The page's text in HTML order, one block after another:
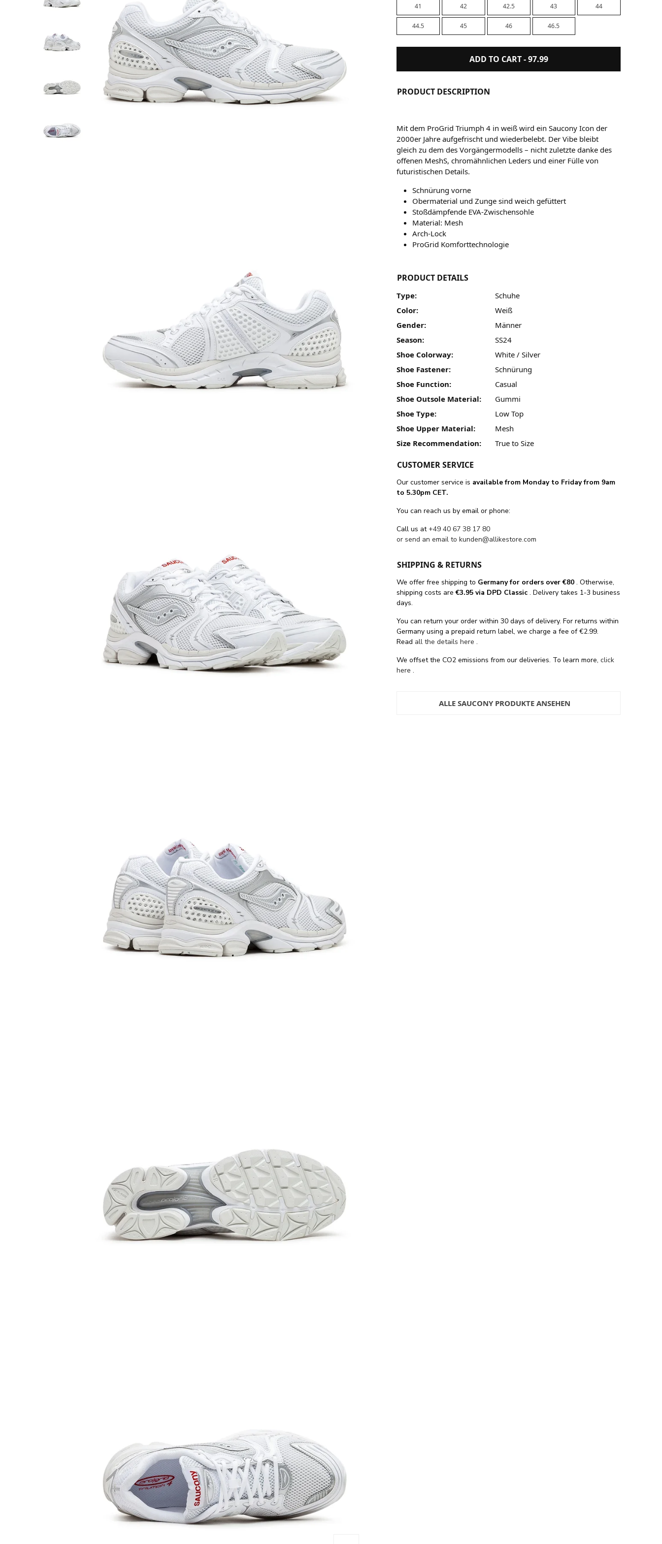
41 42 42.5 43 44
44.5 45 46 46.5
ADD TO CART -97.99
PRODUCT DESCRIPTION
Mit dem ProGrid Triumph 4 in weiß wird ein Saucony Icon der
2000er Jahre aufgefrischt und wiederbelebt. Der Vibe bleibt
gleich zu dem des Vorgängermodells – nicht zuletzte danke des
offenen MeshS, chromähnlichen Leders und einer Fülle von
futuristischen Details.
Schnürung vorne
Obermaterial und Zunge sind weich gefüttert
Stoßdämpfende EVA-Zwischensohle
Material: Mesh
Arch-Lock
ProGrid Komforttechnologie
PRODUCT DETAILS
Type:
Schuhe
Color:
Weiß
Gender:
Männer
Season:
SS24
Shoe Colorway:
White / Silver
Shoe Fastener:
Schnürung
Shoe Function:
Casual
Shoe Outsole Material:
Gummi
Shoe Type:
Low Top
Shoe Upper Material:
Mesh
Size Recommendation:
True to Size
CUSTOMER SERVICE
Our customer service is available from Monday to Friday from 9am
to 5.30pm CET.
You can reach us by email or phone:
Call us at+49 40 67 38 17 80
or send an email tokunden@allikestore.com
SHIPPING & RETURNS
We offer free shippingto Germany for orders over €80 . Otherwise,
shipping costs are€3.95 via DPD Classic . Delivery takes 1-3 business
days.
You can return your order within 30 days of delivery. For returns within
Germany using a prepaid return label, we charge a fee of €2.99.
Read all the details here .
We offset the CO2 emissions from our deliveries. To learn more,click
here .
ALLE SAUCONY PRODUKTE ANSEHEN